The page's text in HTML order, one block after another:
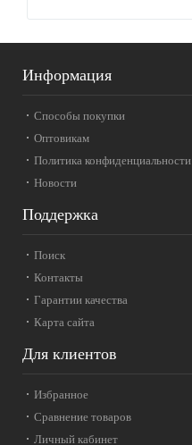
Информация
Способы покупки
Оптовикам
Политика конфиденциальности
Новости
Поддержка
Поиск
Контакты
Гарантии качества
Карта сайта
Для клиентов
Избранное
Сравнение товаров
Личный кабинет